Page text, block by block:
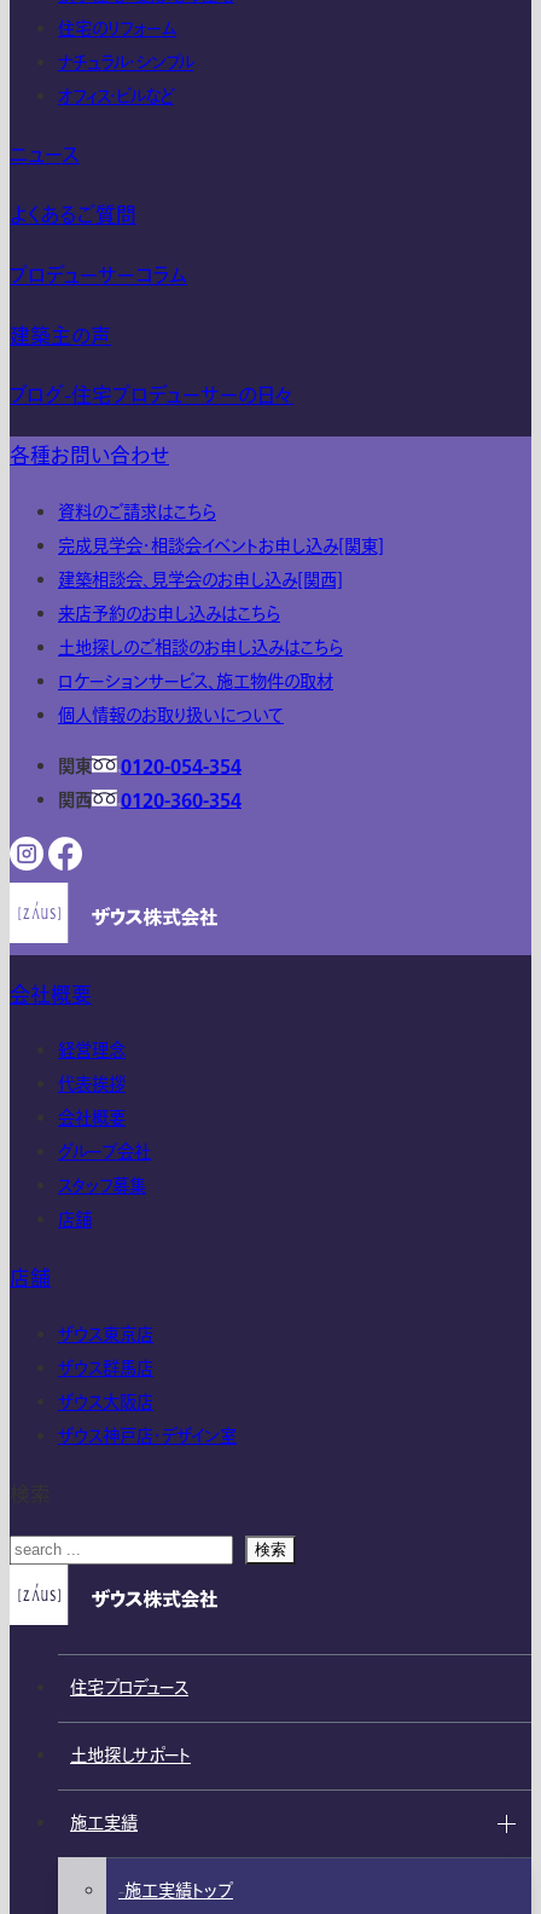
住宅のリフォーム
ナチュラル・シンプル
オフィス・ビルなど
ニュース
よくあるご質問
プロデューサーコラム
建築主の声
ブログ-住宅プロデューサーの日々
各種お問い合わせ
資料のご請求はこちら
完成見学会・相談会イベントお申し込み[関東]
建築相談会、見学会のお申し込み[関西]
来店予約のお申し込みはこちら
土地探しのご相談のお申し込みはこちら
ロケーションサービス、施工物件の取材
個人情報のお取り扱いについて
関東
0120-054-354
関西
0120-360-354
会社概要
経営理念
代表挨拶
会社概要
グループ会社
スタッフ募集
店舗
店舗
ザウス東京店
ザウス群馬店
ザウス大阪店
ザウス神戸店・デザイン室
検索
住宅プロデュース
土地探しサポート
施工実績
施工実績トップ